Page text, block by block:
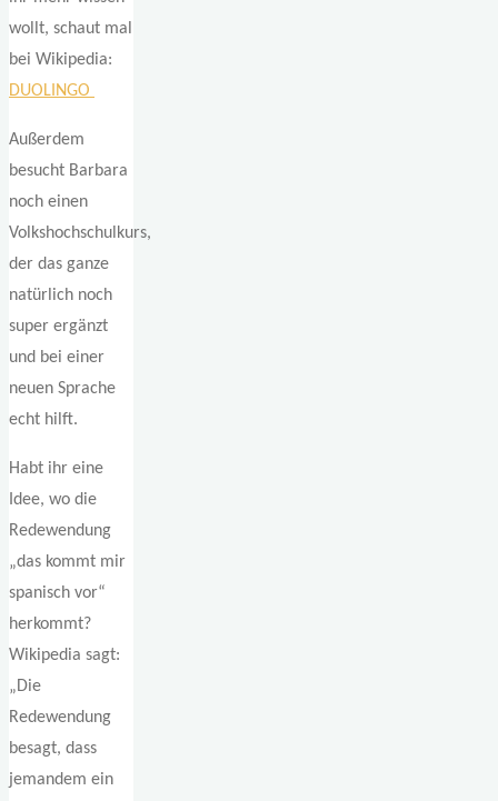
wollt, schaut mal
bei Wikipedia:
DUOLINGO
Außerdem
besucht Barbara
noch einen
Volkshochschulkurs,
der das ganze
natürlich noch
super ergänzt
und bei einer
neuen Sprache
echt hilft.
Habt ihr eine
Idee, wo die
Redewendung
„das kommt mir
spanisch vor“
herkommt?
Wikipedia sagt:
„Die
Redewendung
besagt, dass
jemandem ein